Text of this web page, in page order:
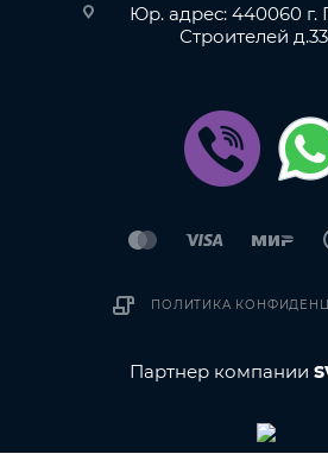
Юр. адрес: 440060 г.
Строителей
ПОЛИТИКА
Партнер компании